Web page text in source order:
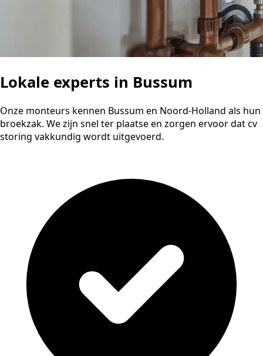
Lokale experts in Bussum
Onze monteurs kennen Bussum en Noord-Holland als hun
broekzak. We zijn snel ter plaatse en zorgen ervoor dat cv
storing vakkundig wordt uitgevoerd.